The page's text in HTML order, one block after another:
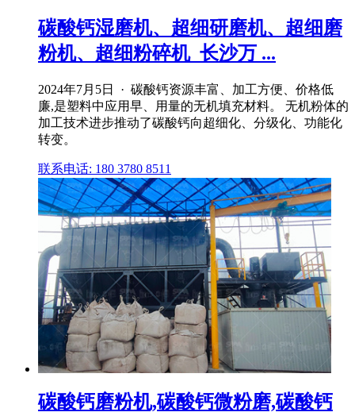
碳酸钙湿磨机、超细研磨机、超细磨
粉机、超细粉碎机_长沙万 ...
2024年7月5日 · 碳酸钙资源丰富、加工方便、价格低
廉,是塑料中应用早、用量的无机填充材料。 无机粉体的
加工技术进步推动了碳酸钙向超细化、分级化、功能化
转变。
联系电话: 180 3780 8511
碳酸钙磨粉机,碳酸钙微粉磨,碳酸钙